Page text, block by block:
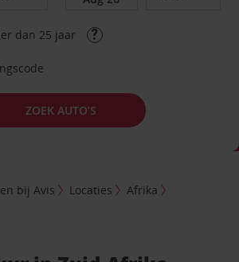
dan 25 jaar
ZOEK AUTO’S
bij Avis Locaties
Afrika